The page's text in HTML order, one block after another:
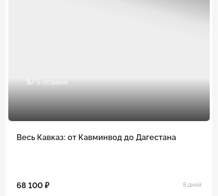
5/ 5 отзывов
Весь Кавказ: от Кавминвод до Дагестана
68 100 ₽ 8 дней